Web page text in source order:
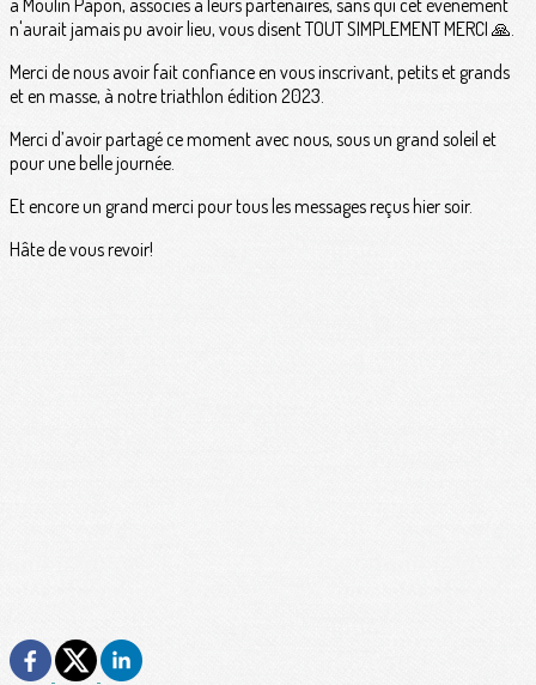
à Moulin Papon, associés à leurs partenaires, sans qui cet évènement
n'aurait jamais pu avoir lieu, vous disent TOUT SIMPLEMENT MERCI 🙏.
Merci de nous avoir fait confiance en vous inscrivant, petits et grands
et en masse, à notre triathlon édition 2023.
Merci d’avoir partagé ce moment avec nous, sous un grand soleil et
pour une belle journée.
Et encore un grand merci pour tous les messages reçus hier soir.
Hâte de vous revoir!